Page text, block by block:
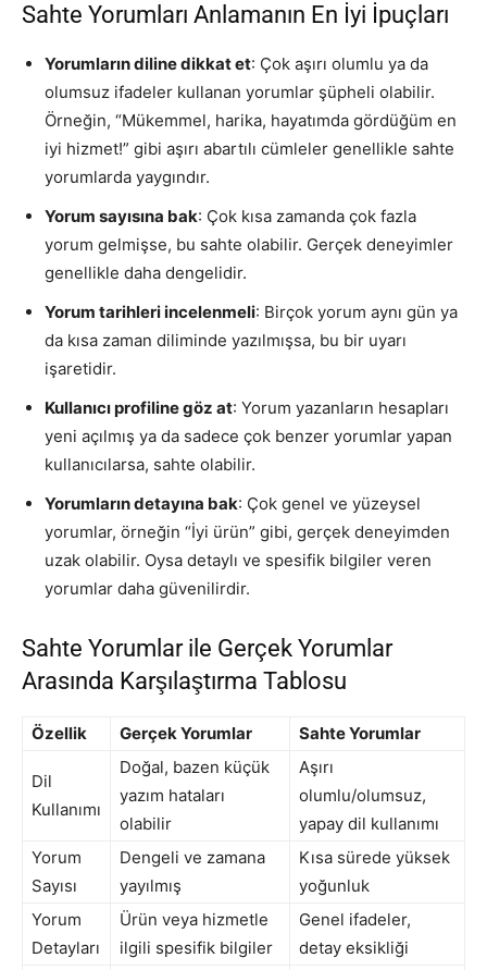
Sahte Yorumları Anlamanın En İyi İpuçları
Yorumların diline dikkat et: Çok aşırı olumlu ya da
olumsuz ifadeler kullanan yorumlar şüpheli olabilir.
Örneğin, “Mükemmel, harika, hayatımda gördüğüm en
iyi hizmet!” gibi aşırı abartılı cümleler genellikle sahte
yorumlarda yaygındır.
Yorum sayısına bak: Çok kısa zamanda çok fazla
yorum gelmişse, bu sahte olabilir. Gerçek deneyimler
genellikle daha dengelidir.
Yorum tarihleri incelenmeli: Birçok yorum aynı gün ya
da kısa zaman diliminde yazılmışsa, bu bir uyarı
işaretidir.
Kullanıcı profiline göz at: Yorum yazanların hesapları
yeni açılmış ya da sadece çok benzer yorumlar yapan
kullanıcılarsa, sahte olabilir.
Yorumların detayına bak: Çok genel ve yüzeysel
yorumlar, örneğin “İyi ürün” gibi, gerçek deneyimden
uzak olabilir. Oysa detaylı ve spesifik bilgiler veren
yorumlar daha güvenilirdir.
Sahte Yorumlar ile Gerçek Yorumlar
Arasında Karşılaştırma Tablosu
Özellik Gerçek Yorumlar Sahte Yorumlar
Dil
Kullanımı
Doğal, bazen küçük
yazım hataları
olabilir
Aşırı
olumlu/olumsuz,
yapay dil kullanımı
Yorum
Sayısı
Dengeli ve zamana
yayılmış
Kısa sürede yüksek
yoğunluk
Yorum
Detayları
Ürün veya hizmetle
ilgili spesifik bilgiler
Genel ifadeler,
detay eksikliği